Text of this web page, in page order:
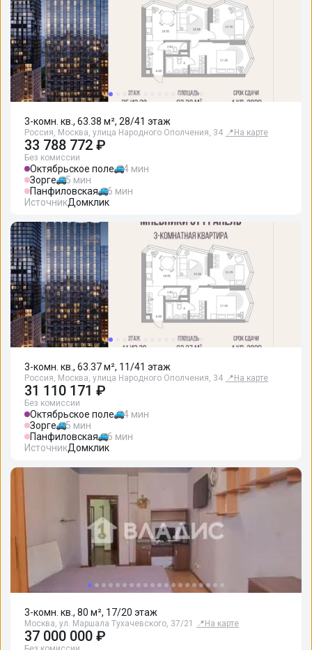
3-комн. кв., 63.38 м², 28/41 этаж
Россия, Москва, улица Народного Ополчения, 34 📍 На карте
33 788 772 ₽
Без комиссии
Октябрьское поле
4 мин
Зорге
5 мин
Панфиловская
6 мин
ИсточникДомклик
3-комн. кв., 63.37 м², 11/41 этаж
Россия, Москва, улица Народного Ополчения, 34 📍 На карте
31 110 171 ₽
Без комиссии
Октябрьское поле
4 мин
Зорге
5 мин
Панфиловская
6 мин
ИсточникДомклик
3-комн. кв., 80 м², 17/20 этаж
Москва, ул. Маршала Тухачевского, 37/21 📍 На карте
37 000 000 ₽